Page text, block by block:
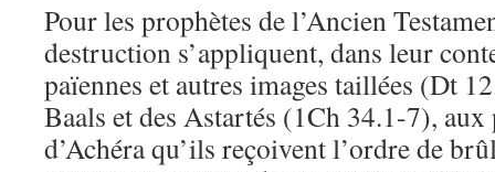
Pour les prophètes de l’Ancien
destruction s’appliquent, dans leur
païennes et autres images taillées (Dt
Baals et des Astartés (1Ch 34.1-7), aux
d’Achéra qu’ils reçoivent l’ordre de